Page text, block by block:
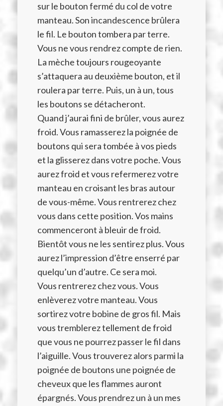
sur le bouton fermé du col de votre
manteau. Son incandescence brûlera
le fil. Le bouton tombera par terre.
Vous ne vous rendrez compte de rien.
La mèche toujours rougeoyante
s’attaquera au deuxième bouton, et il
roulera par terre. Puis, un à un, tous
les boutons se détacheront.
Quand j’aurai fini de brûler, vous aurez
froid. Vous ramasserez la poignée de
boutons qui sera tombée à vos pieds
et la glisserez dans votre poche. Vous
aurez froid et vous refermerez votre
manteau en croisant les bras autour
de vous-même. Vous rentrerez chez
vous dans cette position. Vos mains
commenceront à bleuir de froid.
Bientôt vous ne les sentirez plus. Vous
aurez l’impression d’être enserré par
quelqu’un d’autre. Ce sera moi.
Vous rentrerez chez vous. Vous
enlèverez votre manteau. Vous
sortirez votre bobine de gros fil. Mais
vous tremblerez tellement de froid
que vous ne pourrez passer le fil dans
l’aiguille. Vous trouverez alors parmi la
poignée de boutons une poignée de
cheveux que les flammes auront
épargnés. Vous prendrez un à un mes